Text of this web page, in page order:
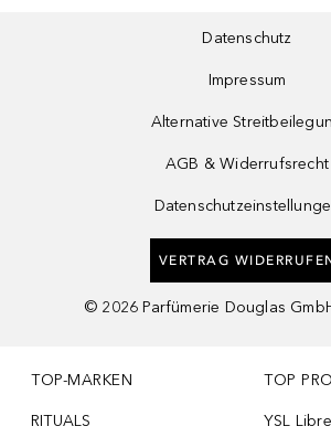
Datenschutz
Impressum
Alternative
AGB & Widerrufsrecht
VERTRAG
© 2026 Parfümerie Douglas
TOP-MARKEN
RITUALS
TOP
YSL Libre